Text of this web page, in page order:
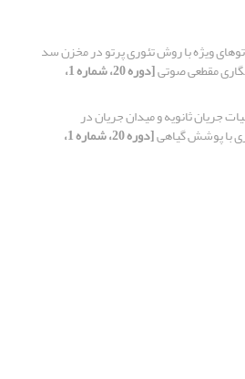
ویژه با روش تئوری پرتو در مخزن سد
مقطعی صوتی [دوره 20، شماره 1،
جریان ثانویه و میدان جریان در
با پوشش گیاهی [دوره 20، شماره 1،